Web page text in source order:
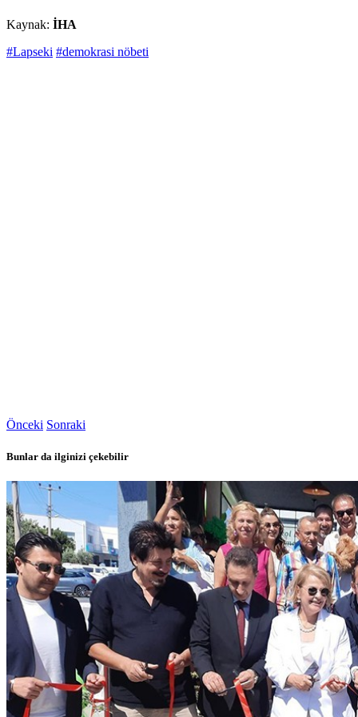
Kaynak: İHA
#Lapseki #demokrasi nöbeti
Önceki Sonraki
Bunlar da ilginizi çekebilir